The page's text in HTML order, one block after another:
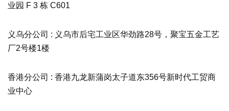
业园 F 3 栋 C601
义乌分公司 : 义乌市后宅工业区华劲路28号，聚宝五金工艺
厂2号楼1楼
香港分公司 : 香港九龙新蒲岗太子道东356号新时代工贸商
业中心